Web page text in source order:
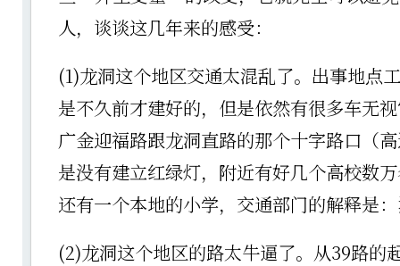
人，谈谈这几年来的感受：
(1)龙洞这个地区交通太混乱了。出事地点
是不久前才建好的，但是依然有很多车无
广金迎福路跟龙洞直路的那个十字路口（
是没有建立红绿灯，附近有好几个高校数
还有一个本地的小学，交通部门的解释是
(2)龙洞这个地区的路太牛逼了。从39路的